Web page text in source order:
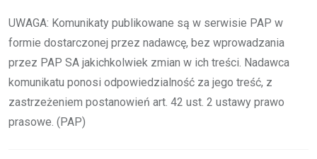
UWAGA: Komunikaty publikowane są w serwisie PAP w
formie dostarczonej przez nadawcę, bez wprowadzania
przez PAP SA jakichkolwiek zmian w ich treści. Nadawca
komunikatu ponosi odpowiedzialność za jego treść, z
zastrzeżeniem postanowień art. 42 ust. 2 ustawy prawo
prasowe. (PAP)